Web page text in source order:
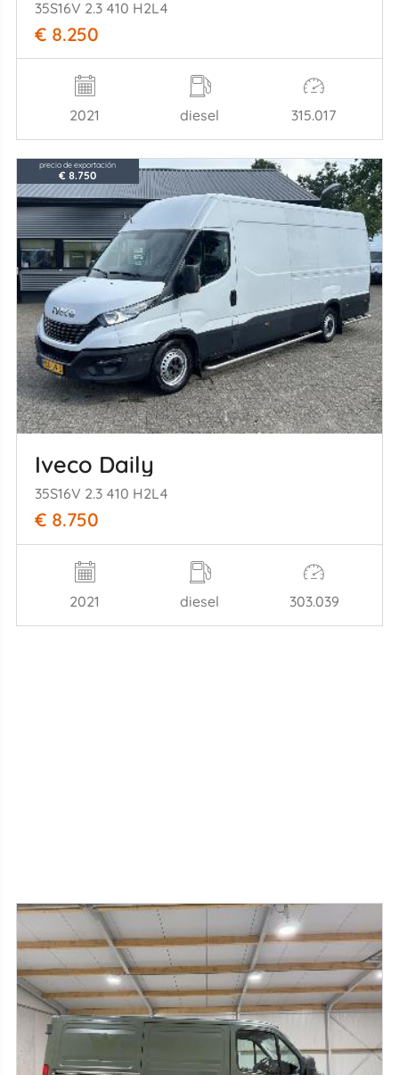
35S16V 2.3 410 H2L4
€ 8.250
2021 diesel 315.017
precio de exportación
€ 8.750
Iveco Daily
35S16V 2.3 410 H2L4
€ 8.750
2021 diesel 303.039